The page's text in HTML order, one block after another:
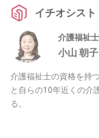
だきました。イチオシスト
介護福祉
小山 朝子
介護福祉士の資格を持
と自らの10年近くの介
る。